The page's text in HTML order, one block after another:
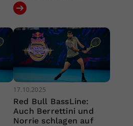
17.10.2025
Red Bull BassLine:
Auch Berrettini und
Norrie schlagen auf